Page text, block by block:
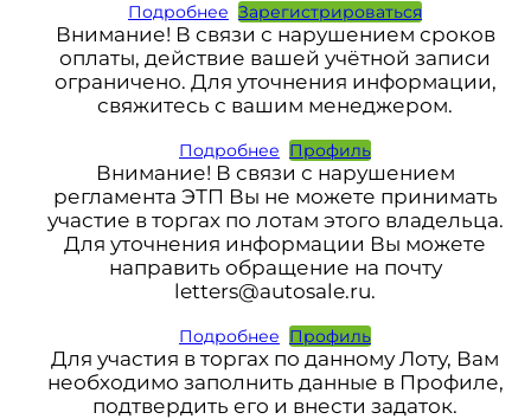
Подробнее Зарегистрироваться
Внимание! В связи с нарушением сроков
оплаты, действие вашей учётной записи
ограничено. Для уточнения информации,
свяжитесь с вашим менеджером.
Подробнее Профиль
Внимание! В связи с нарушением
регламента ЭТП Вы не можете принимать
участие в торгах по лотам этого владельца.
Для уточнения информации Вы можете
направить обращение на почту
letters@autosale.ru.
Подробнее Профиль
Для участия в торгах по данному Лоту, Вам
необходимо заполнить данные в Профиле,
подтвердить его и внести задаток.